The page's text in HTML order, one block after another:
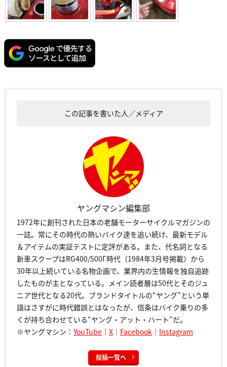
この記事を書いた人／メディア
ヤングマシン編集部
1972年に創刊された日本の老舗モーターサイクルマガジンの
一誌。常にその時代の熱いバイク達を追い続け、最新モデル
＆アイテムの実証テストに定評がある。また、代名詞となる
新車スクープはRG400/500Γ時代（1984年3月号掲載）から
30年以上続いている名物企画で、業界内の生情報を独自追跡
したものが主となっている。メイン読者層は50代とそのジュ
ニア世代となる20代。ブランドタイトルの“ヤング”という単
語はさすがに時代錯誤とはなったが、信条はバイク乗りの多
くが持ち合わせている“ヤング・アット・ハート”だ。
※ヤングマシン： YouTube ｜ X ｜ Facebook ｜ Instagram
投稿一覧へ